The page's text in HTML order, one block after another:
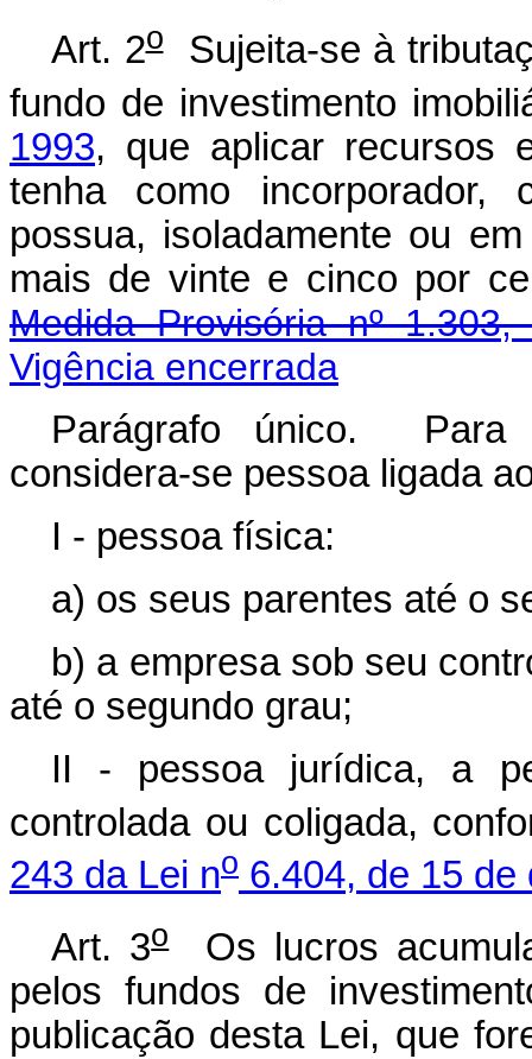
Art. 2oSujeita-se à
fundo de investimento
1993, que aplicar recursos
tenha como incorporador,
possua, isoladamente ou
mais de vinte e cinco por
Medida Provisória nº
Vigência encerrada
Parágrafo único. Para
considera-se pessoa ligada
I - pessoa física:
a) os seus parentes até o
b) a empresa sob seu
até o segundo grau;
II - pessoa jurídica, a
controlada ou coligada,
243 da Lei no 6.404, de 15 de
Art. 3oOs lucros
pelos fundos de
publicação desta Lei, que